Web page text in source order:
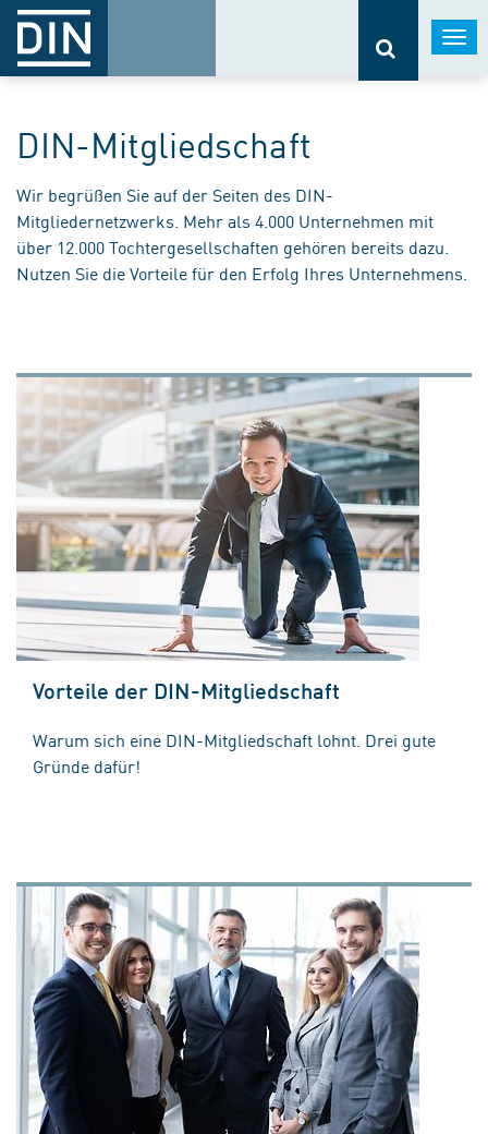
DIN-Mitgliedschaft
Wir begrüßen Sie auf der Seiten des DIN-
Mitgliedernetzwerks. Mehr als 4.000 Unternehmen mit
über 12.000 Tochtergesellschaften gehören bereits dazu.
Nutzen Sie die Vorteile für den Erfolg Ihres Unternehmens.
Vorteile der DIN-Mitgliedschaft
Warum sich eine DIN-Mitgliedschaft lohnt. Drei gute
Gründe dafür!